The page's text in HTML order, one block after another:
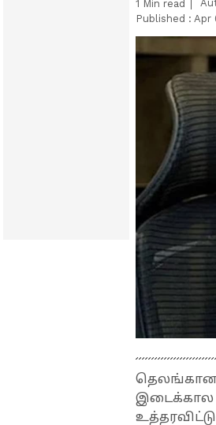
1 Min read
Published : Apr
இடைக்கால